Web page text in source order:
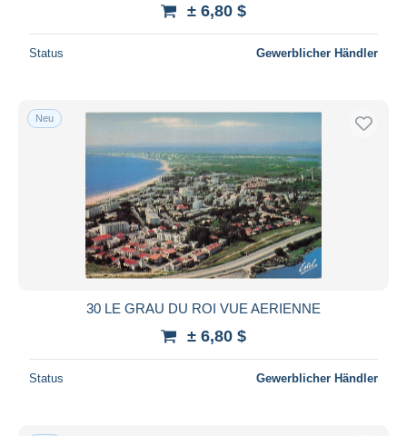
± 6,80 $
Status Gewerblicher Händler
Neu
30 LE GRAU DU ROI VUE AERIENNE
± 6,80 $
Status Gewerblicher Händler